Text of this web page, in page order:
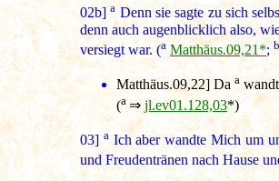
02b] a Denn sie sagte zu sich
denn auch augenblicklich also,
versiegt war. (a Matthäus.09,21*; b
Matthäus.09,22] Da a
(a ⇒ jl.ev01.128,03*)
03] aIch aber wandte Mich um
und Freudentränen nach Hause